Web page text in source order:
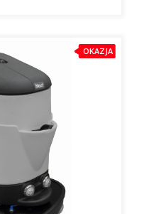
OKAZJA